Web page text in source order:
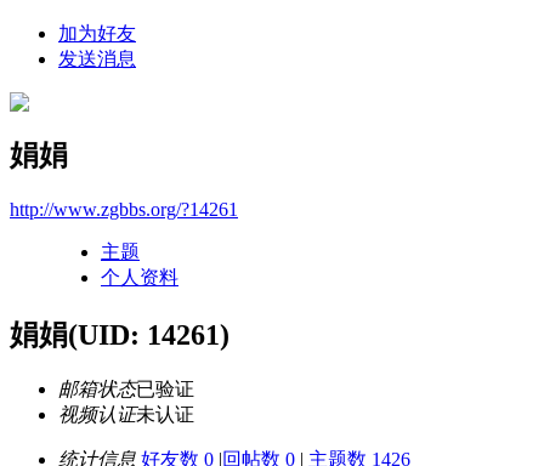
加为好友
发送消息
娟娟
http://www.zgbbs.org/?14261
主题
个人资料
娟娟(UID: 14261)
邮箱状态已验证
视频认证未认证
统计信息 好友数 0 |回帖数 0 | 主题数 1426